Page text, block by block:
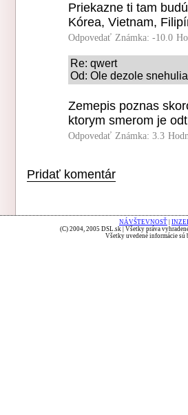
Priekazne ti tam
Kórea, Vietnam,
Odpovedať Známka: -10.0
Re: qwert
Od: Ole dezole
Zemepis poznas
ktorym smerom je
Odpovedať Známka: 3.3
Pridať komentár
NÁVŠTEVNOSŤ
(C) 2004, 2005 DSL.sk | Všetky práva
Všetky uvedené informácie sú